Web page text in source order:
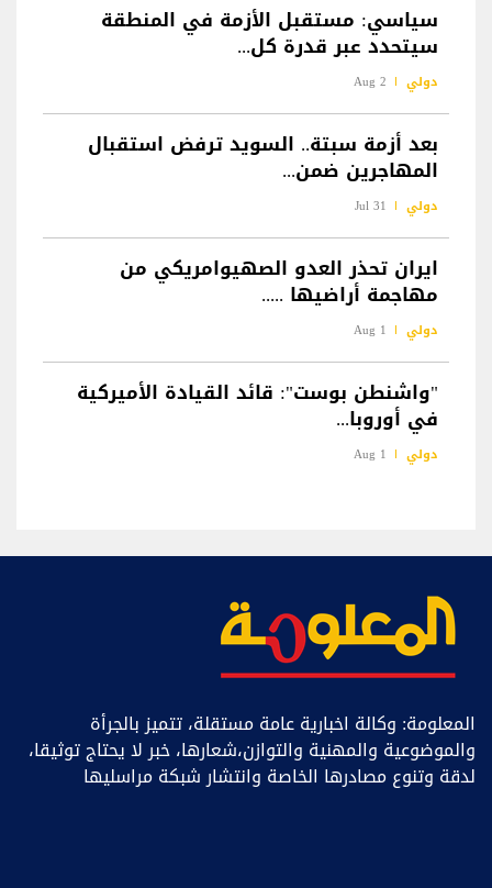
سياسي: مستقبل الأزمة في المنطقة
سيتحدد عبر قدرة كل...
دولي 2 Aug
بعد أزمة سبتة.. السويد ترفض استقبال
المهاجرين ضمن...
دولي 31 Jul
ايران تحذر العدو الصهيوامريكي من
مهاجمة أراضيها .....
دولي 1 Aug
"واشنطن بوست": قائد القيادة الأميركية
في أوروبا...
دولي 1 Aug
المعلومة: وكالة اخبارية عامة مستقلة، تتميز بالجرأة
والموضوعية والمهنية والتوازن،شعارها، خبر ﻻ يحتاج توثيقا،
لدقة وتنوع مصادرها الخاصة وانتشار شبكة مراسليها